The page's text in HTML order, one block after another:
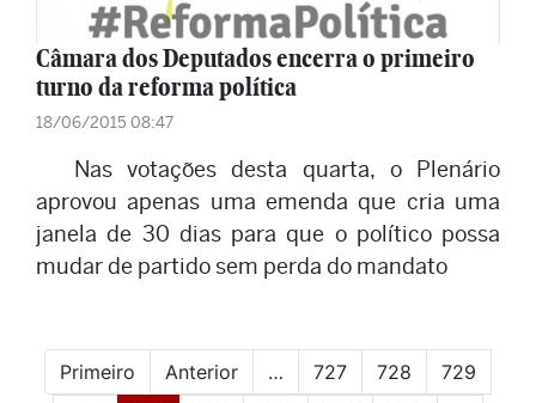
Câmara dos Deputados encerra o primeiro
turno da reforma política
18/06/2015 08:47
Nas votações desta quarta, o Plenário
aprovou apenas uma emenda que cria uma
janela de 30 dias para que o político possa
mudar de partido sem perda do mandato
Primeiro Anterior … 727 728
729